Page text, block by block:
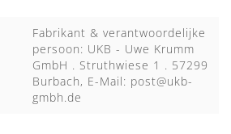
Fabrikant & verantwoordelijke
persoon: UKB - Uwe Krumm
GmbH . Struthwiese 1 . 57299
Burbach, E-Mail: post@ukb-
gmbh.de